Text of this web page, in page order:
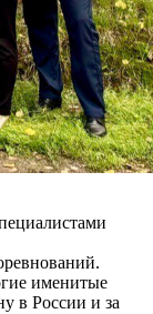
именитые
в России и за